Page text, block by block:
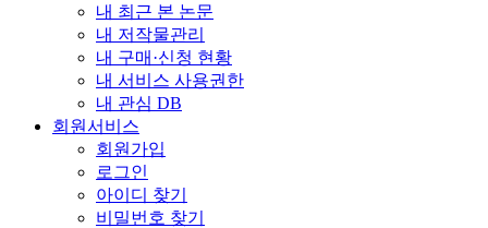
내 최근 본 논문
내 저작물관리
내 구매·신청 현황
내 서비스 사용권한
내 관심 DB
회원서비스
회원가입
로그인
아이디 찾기
비밀번호 찾기